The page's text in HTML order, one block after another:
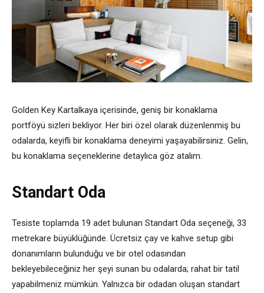
Golden Key Kartalkaya içerisinde, geniş bir konaklama
portföyü sizleri bekliyor. Her biri özel olarak düzenlenmiş bu
odalarda, keyifli bir konaklama deneyimi yaşayabilirsiniz. Gelin,
bu konaklama seçeneklerine detaylıca göz atalım.
Standart Oda
Tesiste toplamda 19 adet bulunan Standart Oda seçeneği, 33
metrekare büyüklüğünde. Ücretsiz çay ve kahve setup gibi
donanımların bulunduğu ve bir otel odasından
bekleyebileceğiniz her şeyi sunan bu odalarda; rahat bir tatil
yapabilmeniz mümkün. Yalnızca bir odadan oluşan standart